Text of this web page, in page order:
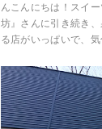
んこんにちは！スイ
坊』さんに引き続き
る店がいっぱいで、気